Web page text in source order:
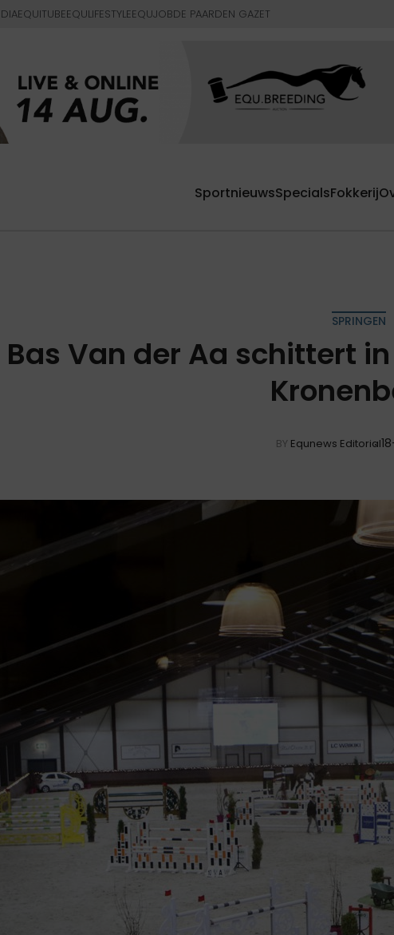
EQUITUBEEQULIFESTYLEEQUJOBDE PAARDEN GAZET
SportnieuwsSpecialsFokkerij
SPRINGEN
Bas Van der Aa schittert
BY Equnews Editorial